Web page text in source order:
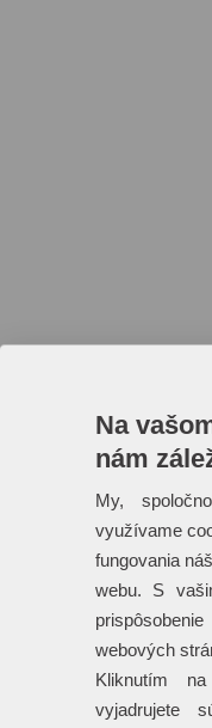
Reklamné
potlačou
Dáždniky
Tašky
Hračky
Klobúky
Na
nám
My,
využívame
fungovania
webu. S
webových
Kliknutím na
vyjadrujete